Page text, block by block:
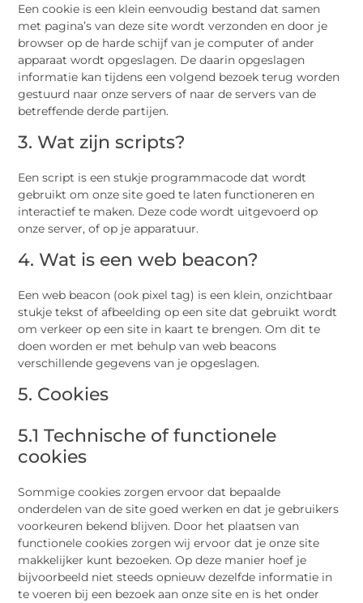
Een cookie is een klein eenvoudig bestand dat samen
met pagina’s van deze site wordt verzonden en door je
browser op de harde schijf van je computer of ander
apparaat wordt opgeslagen. De daarin opgeslagen
informatie kan tijdens een volgend bezoek terug worden
gestuurd naar onze servers of naar de servers van de
betreffende derde partijen.
3. Wat zijn scripts?
Een script is een stukje programmacode dat wordt
gebruikt om onze site goed te laten functioneren en
interactief te maken. Deze code wordt uitgevoerd op
onze server, of op je apparatuur.
4. Wat is een web beacon?
Een web beacon (ook pixel tag) is een klein, onzichtbaar
stukje tekst of afbeelding op een site dat gebruikt wordt
om verkeer op een site in kaart te brengen. Om dit te
doen worden er met behulp van web beacons
verschillende gegevens van je opgeslagen.
5. Cookies
5.1 Technische of functionele
cookies
Sommige cookies zorgen ervoor dat bepaalde
onderdelen van de site goed werken en dat je gebruikers
voorkeuren bekend blijven. Door het plaatsen van
functionele cookies zorgen wij ervoor dat je onze site
makkelijker kunt bezoeken. Op deze manier hoef je
bijvoorbeeld niet steeds opnieuw dezelfde informatie in
te voeren bij een bezoek aan onze site en is het onder